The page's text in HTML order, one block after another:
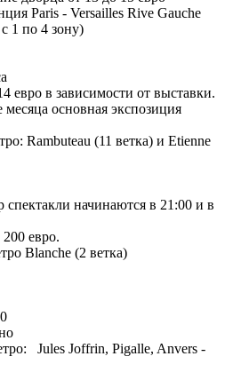
Paris - Versailles Rive Gauche
1 по 4 зону)
евро в зависимости от выставки.
основная экспозиция
Rambuteau (11 ветка) и Etienne
начинаются в 21:00 и в
евро.
Blanche (2 ветка)
Jules Joffrin, Pigalle, Anvers -